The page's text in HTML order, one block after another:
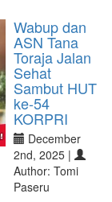
Wabup dan
ASN Tana
Toraja Jalan
Sehat
Sambut HUT
ke-54
KORPRI
December
2nd, 2025 |
Author: Tomi
Paseru